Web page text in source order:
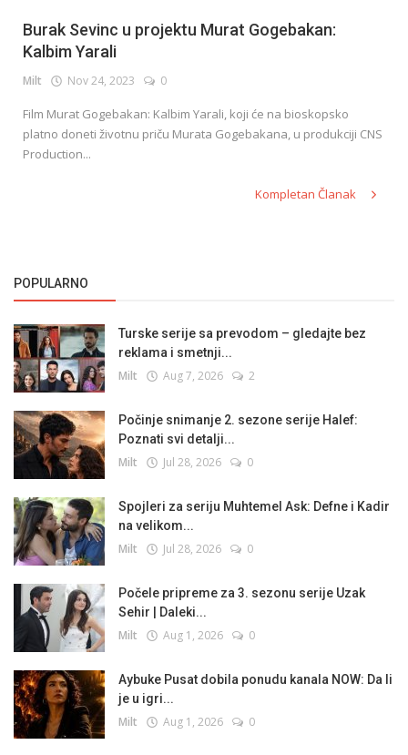
Burak Sevinc u projektu Murat Gogebakan:
Kalbim Yarali
Milt Nov 24, 2023 0
Film Murat Gogebakan: Kalbim Yarali, koji će na bioskopsko
platno doneti životnu priču Murata Gogebakana, u produkciji CNS
Production...
Kompletan Članak
POPULARNO
Turske serije sa prevodom – gledajte bez
reklama i smetnji...
Milt Aug 7, 2026 2
Počinje snimanje 2. sezone serije Halef:
Poznati svi detalji...
Milt Jul 28, 2026 0
Spojleri za seriju Muhtemel Ask: Defne i Kadir
na velikom...
Milt Jul 28, 2026 0
Počele pripreme za 3. sezonu serije Uzak
Sehir | Daleki...
Milt Aug 1, 2026 0
Aybuke Pusat dobila ponudu kanala NOW: Da li
je u igri...
Milt Aug 1, 2026 0